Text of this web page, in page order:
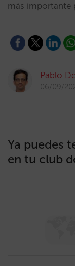
más importante
Pablo
06/09/
Ya puedes
en tu club